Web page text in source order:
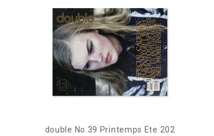
double No.39 Printemps Ete 202